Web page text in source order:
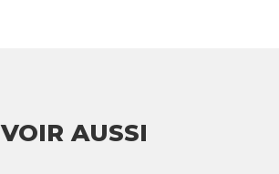
VOIR AUSSI